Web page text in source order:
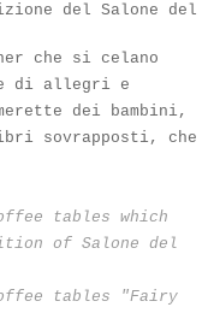
del Salone del
che si celano
di allegri e
dei bambini,
sovrapposti, che
tables which
of Salone del
tables "Fairy